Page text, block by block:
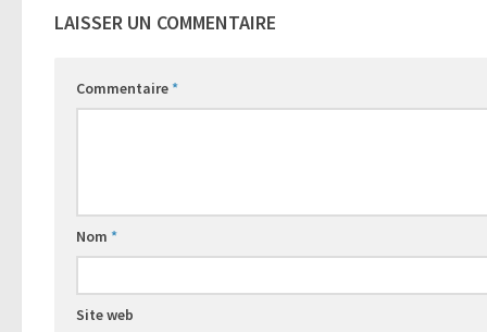
LAISSER UN COMMENTAIRE
Commentaire*
Nom *
Site web